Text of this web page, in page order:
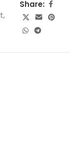
,
Share: